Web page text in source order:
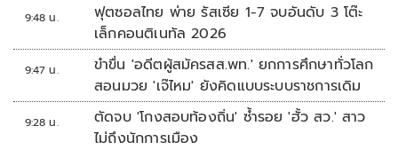
9:48 น.
ฟุตซอลไทย พ่าย รัสเซีย 1-7 จบอันดับ 3 โต๊ะ
เล็กคอนติเนทัล 2026
9:47 น.
ขำขื่น 'อดีตผู้สมัครสส.พท.' ยกการศึกษาทั่วโลก
สอนมวย 'เจ๊ไหม' ยังคิดแบบระบบราชการเดิม
9:28 น.
ตัดจบ 'โกงสอบท้องถิ่น' ซ้ำรอย 'ฮั้ว สว.' สาว
ไม่ถึงนักการเมือง